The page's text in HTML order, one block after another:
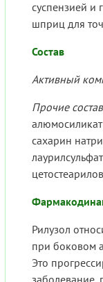
суспензией
шприц для
Состав
Активный
Прочие
сахарин
Рилузол
при боковом
Это
заболевание,